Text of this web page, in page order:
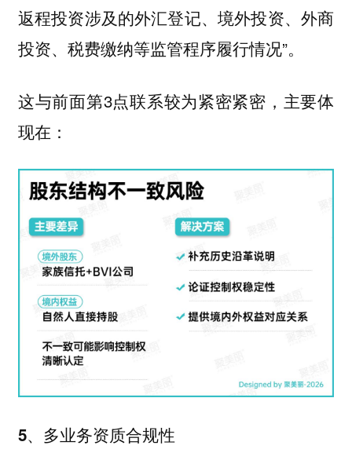
返程投资涉及的外汇登记、境外投资、外商
投资、税费缴纳等监管程序履行情况”。
这与前面第3点联系较为紧密紧密，主要体
现在：
5、多业务资质合规性